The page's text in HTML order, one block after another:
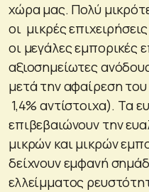
χώρα μας. Πολύ
οι μικρές
οι μεγάλες εμπορικές
αξιοσημείωτες
μετά την αφαίρεση
1,4% αντίστοιχα). Τα
επιβεβαιώνουν την
μικρών και μικρών
δείχνουν εμφανή
ελλείμματος